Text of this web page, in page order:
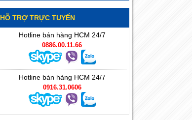
HỖ TRỢ TRỰC TUYẾN
Hotline bán hàng HCM 24/7
0886.00.11.66
Hotline bán hàng HCM 24/7
0916.31.0606